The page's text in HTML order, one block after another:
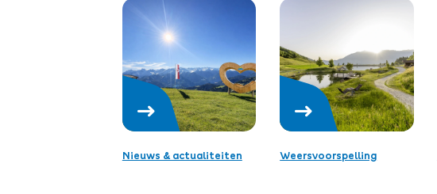
Nieuws & actualiteiten Weersvoorspelling